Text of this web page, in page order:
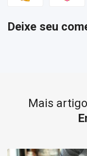
Deixe seu
Mais